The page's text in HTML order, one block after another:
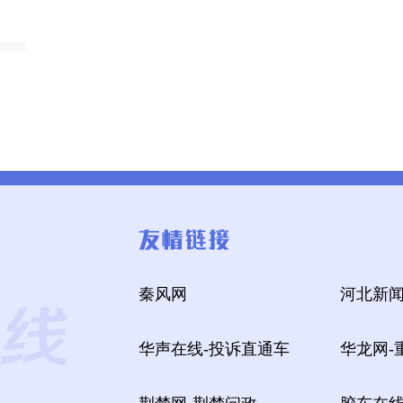
秦风网 河北新
华声在线-投诉直通车 华龙网-